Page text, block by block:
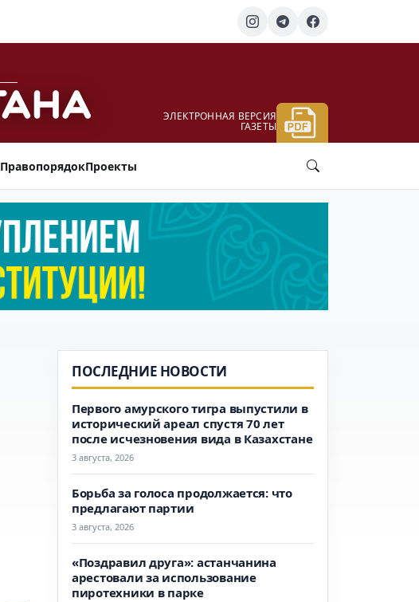
ЭЛЕКТРОННАЯ ВЕРСИЯ
ГАЗЕТЫ
ПравопорядокПроекты
ПОСЛЕДНИЕ НОВОСТИ
Первого амурского тигра выпустили в
исторический ареал спустя 70 лет
после исчезновения вида в Казахстане
3 августа, 2026
Борьба за голоса продолжается: что
предлагают партии
3 августа, 2026
«Поздравил друга»: астанчанина
арестовали за использование
пиротехники в парке